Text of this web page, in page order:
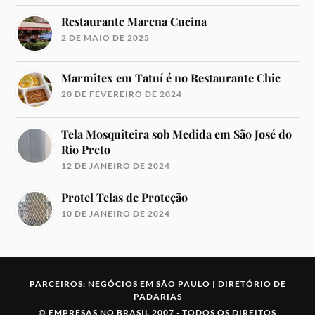
Restaurante Marena Cucina
2 DE MAIO DE 2025
Marmitex em Tatuí é no Restaurante Chic
20 DE FEVEREIRO DE 2024
Tela Mosquiteira sob Medida em São José do
Rio Preto
12 DE JANEIRO DE 2024
Protel Telas de Proteção
10 DE JANEIRO DE 2024
PARCEIROS: NEGÓCIOS EM SÃO PAULO | DIRETÓRIO DE
PADARIAS
© EMPRESAS NO BRASIL 2007 - TODOS OS DIREITOS